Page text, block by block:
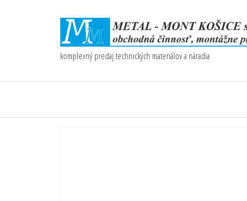
komplexný predaj technických materiálov a náradia